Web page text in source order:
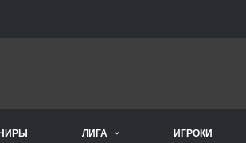
ЛИГА ИГРОКИ